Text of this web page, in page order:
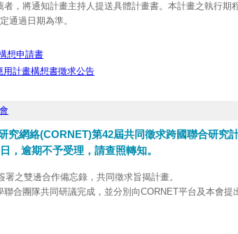
，將通知計畫主持人提送具體計畫書。本計畫之執行期
通過日期為準。
上繳交送出即可，無須經由申請機構線上送出，亦無須
站(動態資訊/計畫徵求專區)及本會自然科學及永續研究發展
nat/ch )之公告事項下載。
想申請書
用計畫構想書徵求公告
究網絡(CORNET)第42屆共同徵求跨國聯合研究
，逾期不予受理，請查照轉知。
署之雙邊合作備忘錄，共同徵求旨揭計畫。
合團隊共同研議完成，並分別向CORNET平台及本會提
自2027年7月1日開始，為期2年，我方以雙邊協議專案型